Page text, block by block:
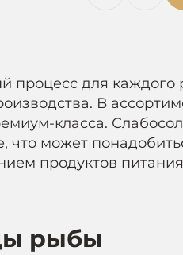
для каждого
В
класса.
что может
продуктов
рыбы